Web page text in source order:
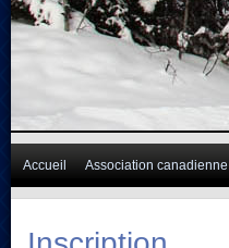
Accueil Association canadienne